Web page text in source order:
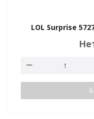
LOL Surprise